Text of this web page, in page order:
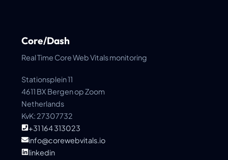
Core/Dash
Real Time Core Web Vitals monitoring
Stationsplein 11
4611 BX Bergen op Zoom
Netherlands
KvK: 27307732
+31 164 313023
info@corewebvitals.io
linkedin